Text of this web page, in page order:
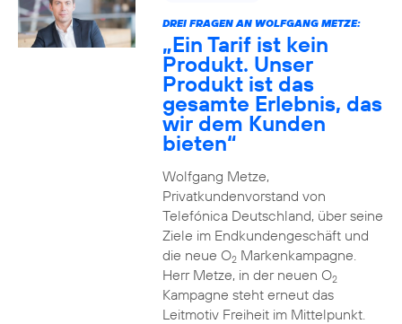
DREI FRAGEN AN WOLFGANG METZE:
„Ein Tarif ist kein
Produkt. Unser
Produkt ist das
gesamte Erlebnis, das
wir dem Kunden
bieten“
Wolfgang Metze,
Privatkundenvorstand von
Telefónica Deutschland, über seine
Ziele im Endkundengeschäft und
die neue O2Markenkampagne.
Herr Metze, in der neuen O2
Kampagne steht erneut das
Leitmotiv Freiheit im Mittelpunkt.